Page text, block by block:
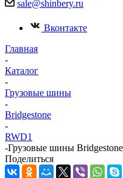
sale@shinbery.ru
Вконтакте
Главная
-
Каталог
-
Грузовые шины
-
Bridgestone
-
RWD1
-Грузовые шины
Поделиться